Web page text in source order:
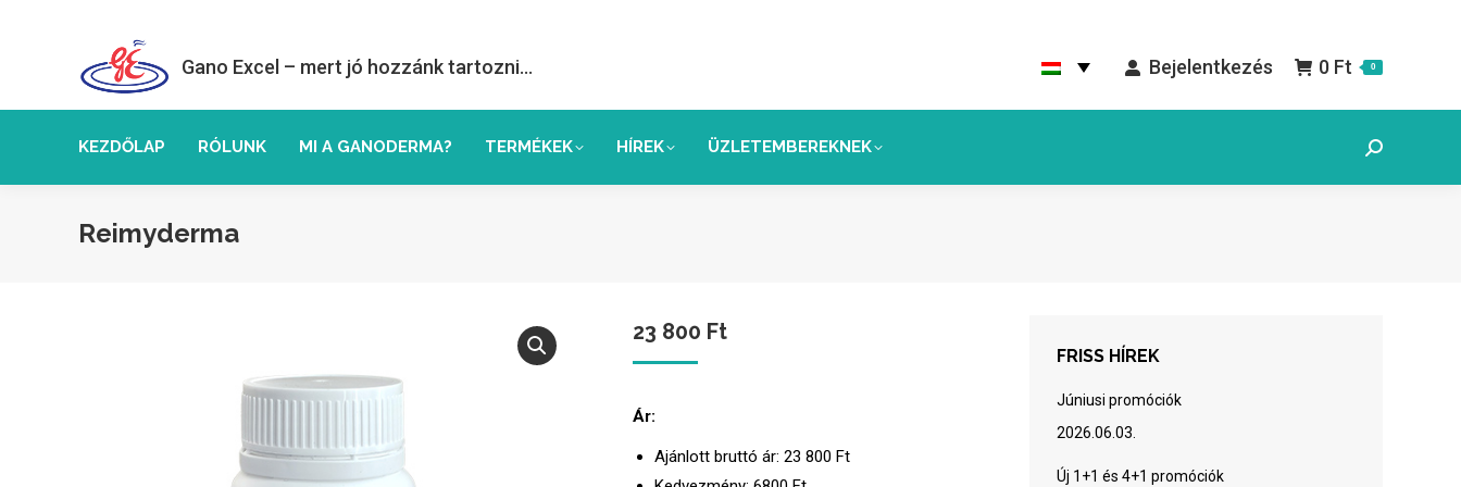
Gano Excel – mert jó hozzánk tartozni… Bejelentkezés 0 Ft 0
KEZDŐLAP RÓLUNK MI A GANODERMA? TERMÉKEK HÍREK ÜZLETEMBEREKNEK Search:
Reimyderma
23 800 Ft
Ár:
Ajánlott bruttó ár: 23 800 Ft
FRISS HÍREK
Júniusi promóciók
2026.06.03.
Új 1+1 és 4+1 promóciók